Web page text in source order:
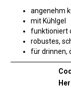
angenehm
mit Kühlgel
funktioniert
robustes,
für drinnen,